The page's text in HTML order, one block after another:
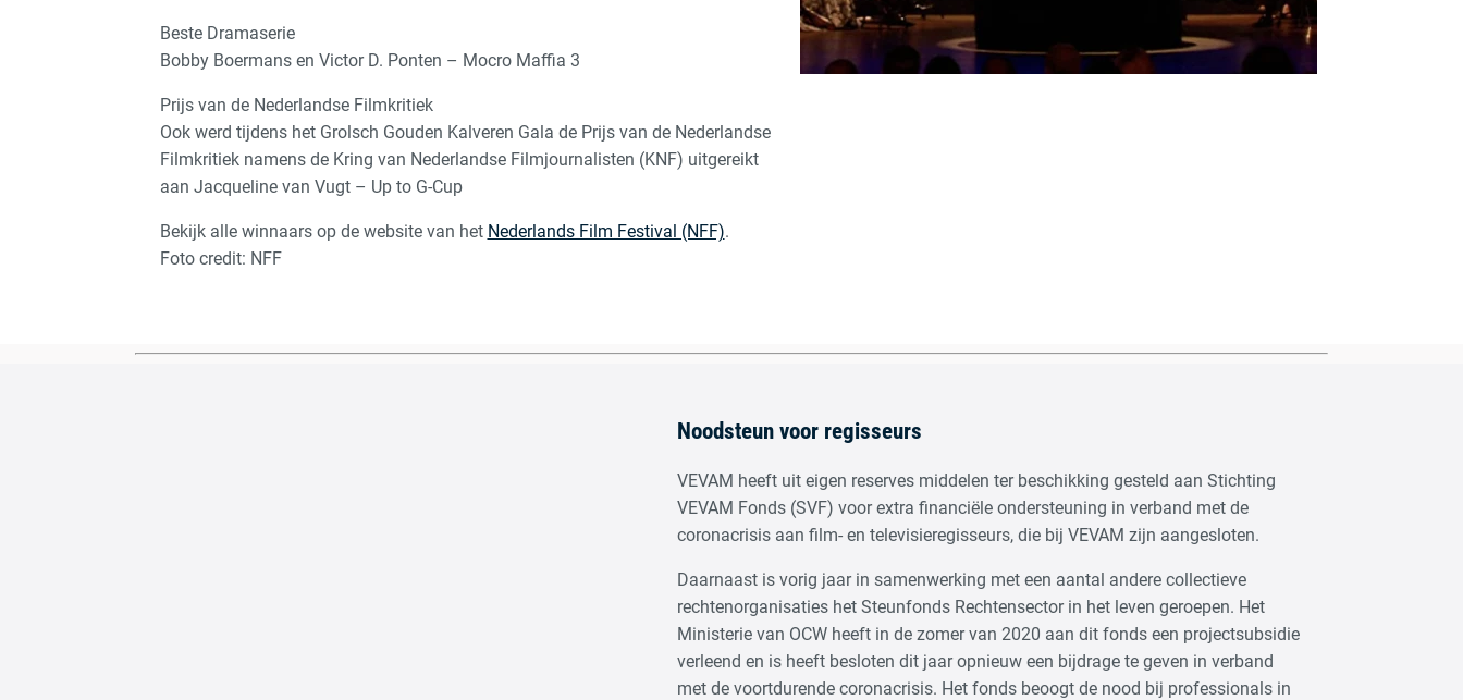
Beste Dramaserie
Bobby Boermans en Victor D. Ponten – Mocro Maffia 3
Prijs van de Nederlandse Filmkritiek
Ook werd tijdens het Grolsch Gouden Kalveren Gala de Prijs van de Nederlandse
Filmkritiek namens de Kring van Nederlandse Filmjournalisten (KNF) uitgereikt
aan Jacqueline van Vugt – Up to G-Cup
Bekijk alle winnaars op de website van het Nederlands Film Festival (NFF).
Foto credit: NFF
Noodsteun voor regisseurs
VEVAM heeft uit eigen reserves middelen ter beschikking gesteld aan Stichting
VEVAM Fonds (SVF) voor extra financiële ondersteuning in verband met de
coronacrisis aan film- en televisieregisseurs, die bij VEVAM zijn aangesloten.
Daarnaast is vorig jaar in samenwerking met een aantal andere collectieve
rechtenorganisaties het Steunfonds Rechtensector in het leven geroepen. Het
Ministerie van OCW heeft in de zomer van 2020 aan dit fonds een projectsubsidie
verleend en is heeft besloten dit jaar opnieuw een bijdrage te geven in verband
met de voortdurende coronacrisis. Het fonds beoogt de nood bij professionals in